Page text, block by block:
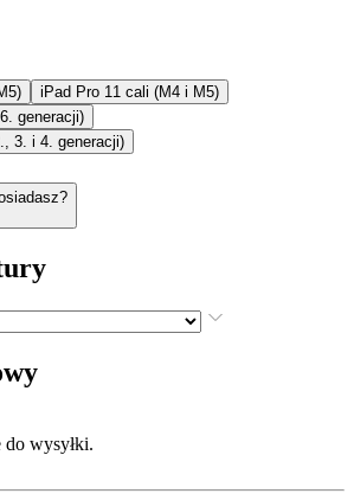
iPad Pro 11 cali (M4 i M5)
generacji)
3. i 4. generacji)
wysyłki.